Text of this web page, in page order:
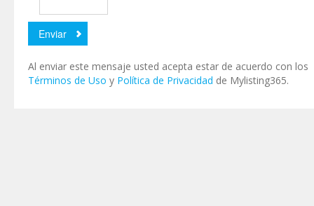
Al enviar este mensaje usted acepta estar de acuerdo con los
Términos de Uso y Política de Privacidad de Mylisting365.